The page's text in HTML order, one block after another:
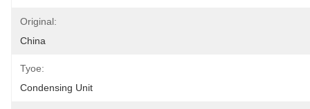
Original:
China
Tyoe:
Condensing Unit